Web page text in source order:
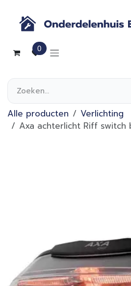
0
Alle producten
Verlichting
Axa achterlicht Riff